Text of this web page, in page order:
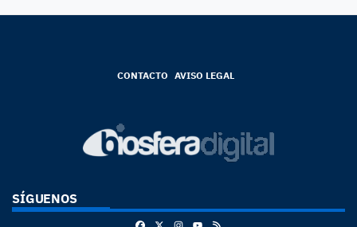
CONTACTO AVISO LEGAL
SÍGUENOS
FacebookInstagram